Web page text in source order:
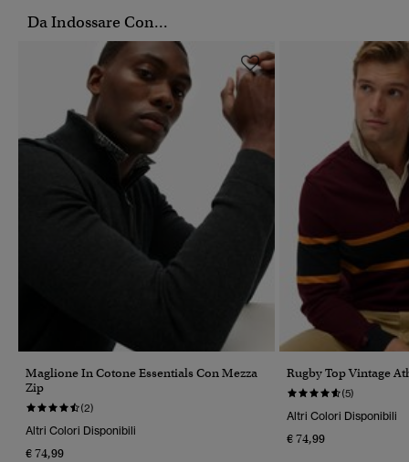
Da Indossare Con...
Maglione In Cotone Essentials Con Mezza
Zip
(2)
Altri Colori Disponibili
€ 74,99
Rugby Top Vintage
(5)
Altri Colori Disponibili
€ 74,99